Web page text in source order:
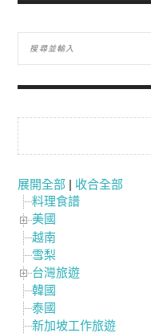
展開全部
收合全部
料理食譜
美國
越南
雪梨
台灣旅遊
韓國
泰國
新加坡工作旅遊